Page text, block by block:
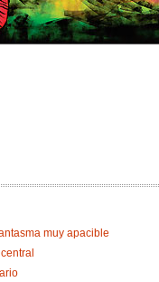
muy apacible